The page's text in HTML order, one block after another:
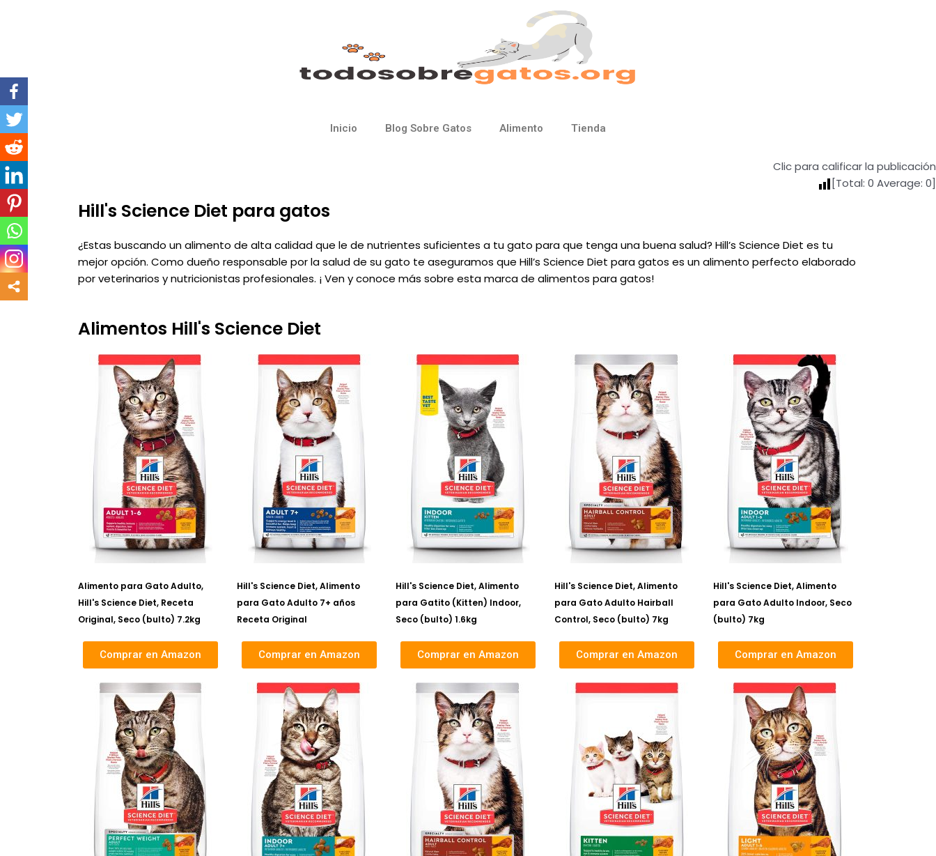
Inicio Blog Sobre Gatos Alimento Tienda
Clic para calificar la publicación
[Total: 0 Average: 0]
Hill's Science Diet para gatos
¿Estas buscando un alimento de alta calidad que le de nutrientes suficientes a tu gato para que tenga una buena salud? Hill’s Science Diet es tu
mejor opción. Como dueño responsable por la salud de su gato te aseguramos que Hill’s Science Diet para gatos es un alimento perfecto elaborado
por veterinarios y nutricionistas profesionales. ¡ Ven y conoce más sobre esta marca de alimentos para gatos!
Alimentos Hill's Science Diet
Alimento para Gato Adulto,
Hill's Science Diet, Receta
Original, Seco (bulto) 7.2kg
Comprar en Amazon
Hill's Science Diet, Alimento
para Gato Adulto 7+ años
Receta Original
Comprar en Amazon
Hill's Science Diet, Alimento
para Gatito (Kitten) Indoor,
Seco (bulto) 1.6kg
Comprar en Amazon
Hill's Science Diet, Alimento
para Gato Adulto Hairball
Control, Seco (bulto) 7kg
Comprar en Amazon
Hill's Science Diet, Alimento
para Gato Adulto Indoor, Seco
(bulto) 7kg
Comprar en Amazon